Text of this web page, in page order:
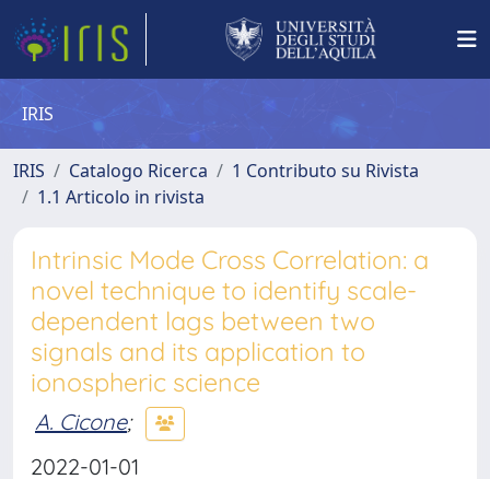
IRIS
IRIS Catalogo Ricerca
1 Contributo su Rivista
1.1 Articolo in rivista
Intrinsic Mode Cross Correlation: a
novel technique to identify scale-
dependent lags between two
signals and its application to
ionospheric science
A. Cicone;
2022-01-01